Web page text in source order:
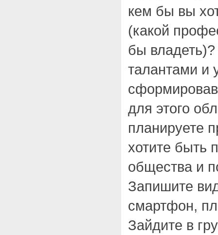
кем бы вы
(какой
бы
талантами и
для этого
планируете
хотите быть
общества и
Запишите
смартфон,
Зайдите в